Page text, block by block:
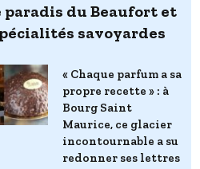
paradis du Beaufort et
savoyardes
« Chaque parfum a sa
propre recette » : à
Bourg Saint
Maurice, ce glacier
incontournable a su
redonner ses lettres